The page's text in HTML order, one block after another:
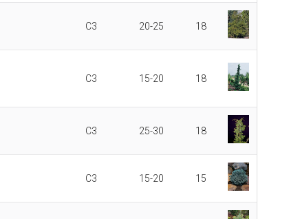
C3 20-25 18
C3 15-20 18
C3 25-30 18
C3 15-20 15